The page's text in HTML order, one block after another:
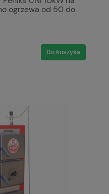
ogrzewa od 50 do
Do koszyka